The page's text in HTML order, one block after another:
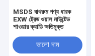
MSDS বাথরুম পণ্য ধারক
EXW ট্রেড ওয়াল মাউন্টেড
শাওয়ার ক্যাডি ক্ষতিমুক্ত
ভালো দাম